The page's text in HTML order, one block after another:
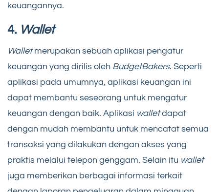
keuangannya.
4. Wallet
Walletmerupakan sebuah aplikasi pengatur
keuangan yang dirilis oleh BudgetBakers. Seperti
aplikasi pada umumnya, aplikasi keuangan ini
dapat membantu seseorang untuk mengatur
keuangan dengan baik. Aplikasi walletdapat
dengan mudah membantu untuk mencatat semua
transaksi yang dilakukan dengan akses yang
praktis melalui telepon genggam. Selain itu wallet
juga memberikan berbagai informasi terkait